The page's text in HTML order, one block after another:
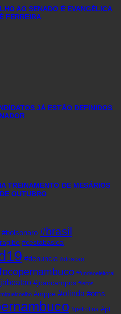
AO SENADO É EVANGÉLICA
FERREIRA
JÁ ESTÃO DEFINIDOS
TREINAMENTO DE MESÁRIOS
OUTUBRO
#bolsonaro #brasil
#cestabasica
#denuncia #doacao
#fundaoeleitoral
#joaocampos #leitos
#mppe #olinda #oms
#petrolina #pt